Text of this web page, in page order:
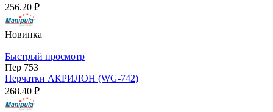
256.20 ₽
Новинка
Быстрый просмотр
Пер 753
Перчатки АКРИЛОН (WG-742)
268.40 ₽